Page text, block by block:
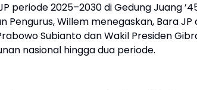
periode 2025–2030 di Gedung Juang
Pengurus, Willem menegaskan, Bara JP
Subianto dan Wakil Presiden
nasional hingga dua periode.